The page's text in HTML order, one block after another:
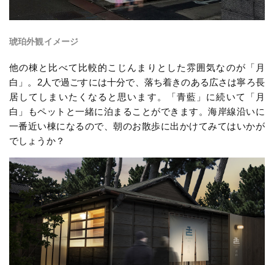
琥珀外観イメージ
他の棟と比べて比較的こじんまりとした雰囲気なのが「月
白」。2人で過ごすには十分で、落ち着きのある広さは寧ろ長
居してしまいたくなると思います。「青藍」に続いて「月
白」もペットと一緒に泊まることができます。海岸線沿いに
一番近い棟になるので、朝のお散歩に出かけてみてはいかが
でしょうか？